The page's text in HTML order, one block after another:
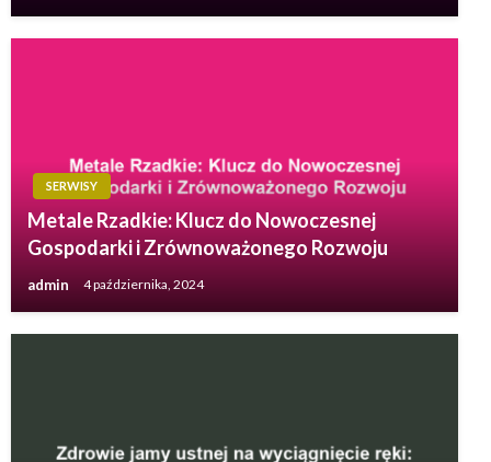
SERWISY
Metale Rzadkie: Klucz do Nowoczesnej
Gospodarki i Zrównoważonego Rozwoju
admin 4 października, 2024